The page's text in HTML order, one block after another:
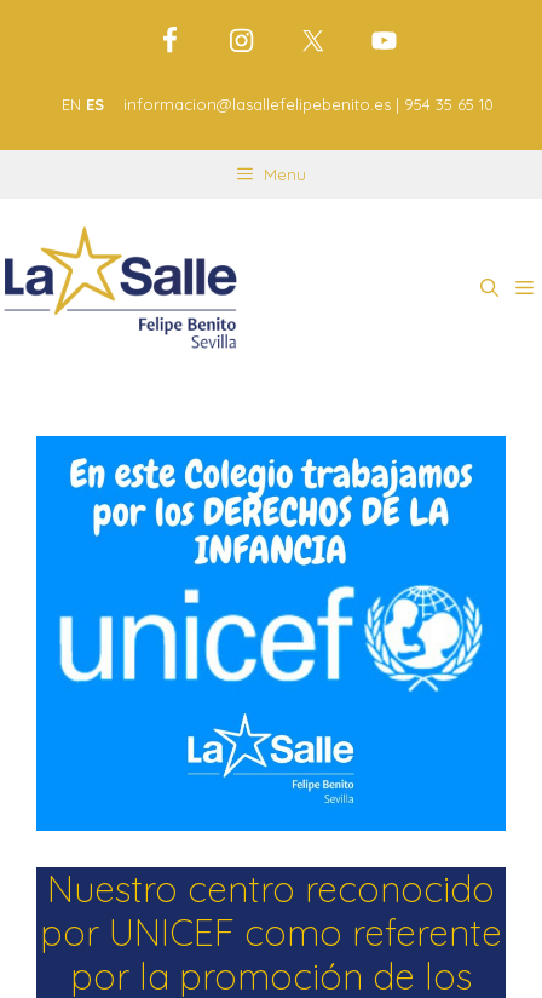
EN ES informacion@lasallefelipebenito.es | 954 35 65 10
Menu
Nuestro centro reconocido
por UNICEF como referente
por la promoción de los